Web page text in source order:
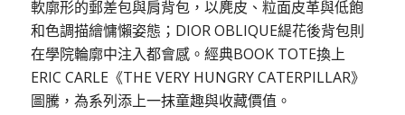
軟廓形的郵差包與肩背包，以麂皮、粒面皮革與低飽
和色調描繪慵懶姿態；DIOR OBLIQUE緹花後背包則
在學院輪廓中注入都會感。經典BOOK TOTE換上
ERIC CARLE《THE VERY HUNGRY CATERPILLAR》
圖騰，為系列添上一抹童趣與收藏價值。